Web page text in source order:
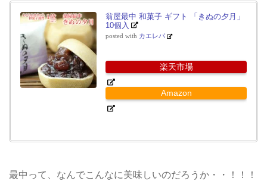
翁屋最中 和菓子 ギフト 「きぬの夕月」
10個入
posted with カエレバ
楽天市場
Amazon
最中って、なんでこんなに美味しいのだろうか・・！！！